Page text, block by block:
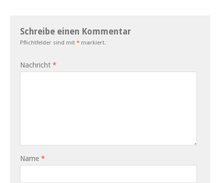
Schreibe einen Kommentar
Pflichtfelder sind mit * markiert.
Nachricht *
Name *